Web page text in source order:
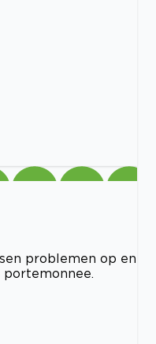
problemen op en